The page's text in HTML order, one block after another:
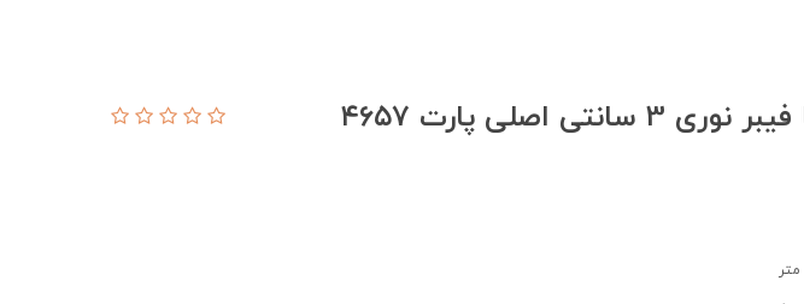
اصلی پارت ۴۶۵۷